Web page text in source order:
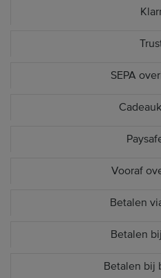
SEPA
Vooraf
Betalen
Betalen
Betalen bij